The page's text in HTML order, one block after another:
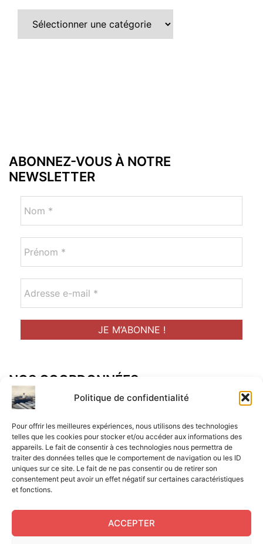
Politique de confidentialité
Pour offrir les meilleures expériences, nous utilisons des technologies
telles que les cookies pour stocker et/ou accéder aux informations des
appareils. Le fait de consentir à ces technologies nous permettra de
traiter des données telles que le comportement de navigation ou les ID
uniques sur ce site. Le fait de ne pas consentir ou de retirer son
consentement peut avoir un effet négatif sur certaines caractéristiques
et fonctions.
ACCEPTER
ABONNEZ-VOUS À NOTRE
NEWSLETTER
NOS COORDONNÉES
Adresse postal :
ALCF
34 Rue René Brunen
33950 LEGE CAP-FERRET
Mail :
contact@aperitif-litteraire-cap-ferret.fr